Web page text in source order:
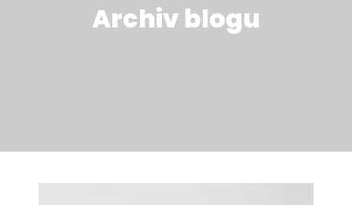
Archiv blogu